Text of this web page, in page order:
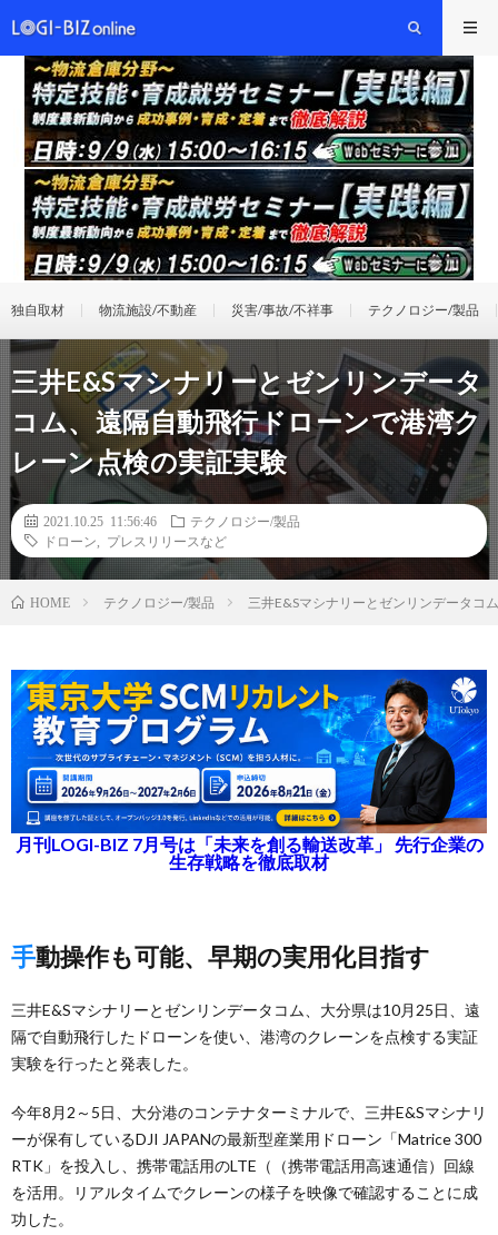
独自取材 物流施設/不動産 災害/事故/不祥事 テクノロジー/製品
三井E&Sマシナリーとゼンリンデータ
コム、遠隔自動飛行ドローンで港湾ク
レーン点検の実証実験
2021.10.25 11:56:46
テクノロジー/製品
ドローン
プレスリリースなど
HOME テクノロジー/製品 三井E&Sマシナリーとゼンリンデータコ
月刊LOGI-BIZ 7月号は「未来を創る輸送改革」 先行企業の
生存戦略を徹底取材
手動操作も可能、早期の実用化目指す
三井E&Sマシナリーとゼンリンデータコム、大分県は10月25日、遠
隔で自動飛行したドローンを使い、港湾のクレーンを点検する実証
実験を行ったと発表した。
今年8月2～5日、大分港のコンテナターミナルで、三井E&Sマシナリ
ーが保有しているDJI JAPANの最新型産業用ドローン「Matrice 300
RTK」を投入し、携帯電話用のLTE（（携帯電話用高速通信）回線
を活用。リアルタイムでクレーンの様子を映像で確認することに成
功した。